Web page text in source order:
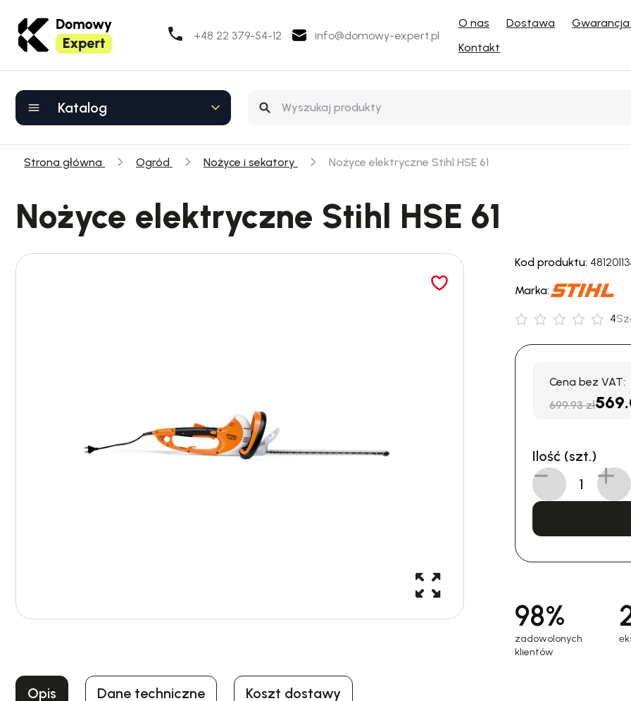
+48 22 379-54-12 info@domowy-expert.pl
O nas Dostawa
Kontakt
Katalog
Strona główna Ogród Nożyce i sekatory Nożyce elektryczne Stihl HSE 61
Nożyce elektryczne Stihl HSE 61
Kod produktu:
Marka:
4
Cena bez VAT:
699.93 zł
Ilość (szt.)
98%
zadowolonych
klientów
Opis Dane techniczne Koszt dostawy